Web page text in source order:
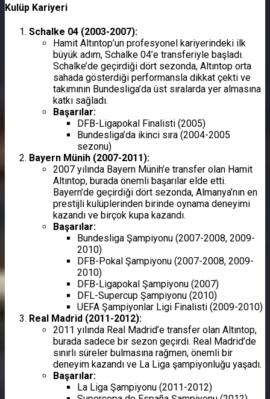
Kulüp Kariyeri
Schalke 04 (2003-2007):
Hamit Altıntop’un profesyonel kariyerindeki ilk
büyük adım, Schalke 04’e transferiyle başladı.
Schalke’de geçirdiği dört sezonda, Altıntop orta
sahada gösterdiği performansla dikkat çekti ve
takımının Bundesliga’da üst sıralarda yer almasına
katkı sağladı.
Başarılar:
DFB-Ligapokal Finalisti (2005)
Bundesliga’da ikinci sıra (2004-2005
sezonu)
Bayern Münih (2007-2011):
2007 yılında Bayern Münih’e transfer olan Hamit
Altıntop, burada önemli başarılar elde etti.
Bayern’de geçirdiği dört sezonda, Almanya’nın en
prestijli kulüplerinden birinde oynama deneyimi
kazandı ve birçok kupa kazandı.
Başarılar:
Bundesliga Şampiyonu (2007-2008, 2009-
2010)
DFB-Pokal Şampiyonu (2007-2008, 2009-
2010)
DFB-Ligapokal Şampiyonu (2007)
DFL-Supercup Şampiyonu (2010)
UEFA Şampiyonlar Ligi Finalisti (2009-2010)
Real Madrid (2011-2012):
2011 yılında Real Madrid’e transfer olan Altıntop,
burada sadece bir sezon geçirdi. Real Madrid’de
sınırlı süreler bulmasına rağmen, önemli bir
deneyim kazandı ve La Liga şampiyonluğu yaşadı.
Başarılar:
La Liga Şampiyonu (2011-2012)